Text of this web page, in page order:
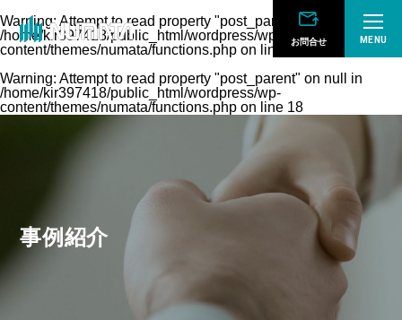
Warning: Attempt to read property "post_parent" on null in
/home/kir397418/public_html/wordpress/wp-
content/themes/numata/functions.php on line
18
Warning: Attempt to read property "post_parent" on null in
/home/kir397418/public_html/wordpress/wp-
content/themes/numata/functions.php on line 18
MENU
お問合せ
事例紹介